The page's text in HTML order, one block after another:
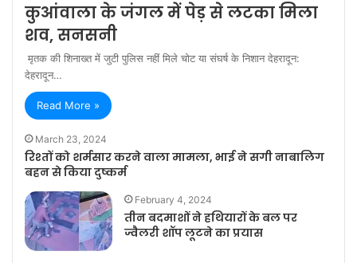
कुआंवाला के जंगल में पेड़ से लटका मिला
शव, सनसनी
मृतक की शिनाख्त में जुटी पुलिस नहीं मिले चोट या संघर्ष के निशान देहरादून:
देहरादून…
Read More »
March 23, 2024
रिश्तों को शर्मसार करने वाला मामला, भाई ने सगी नाबालिग
बहन से किया दुष्कर्म
February 4, 2024
तीन बदमाशों ने हथियारों के बल पर
ज्वैलरी शॉप लूटने का प्रयास